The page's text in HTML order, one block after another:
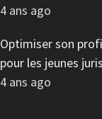
4 ans ago
Optimiser son
pour les jeunes
4 ans ago